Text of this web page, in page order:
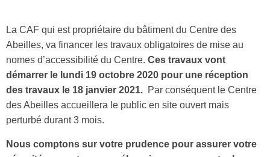
La CAF qui est propriétaire du bâtiment du Centre des
Abeilles, va financer les travaux obligatoires de mise au
nomes d’accessibilité du Centre. Ces travaux vont
démarrer le lundi 19 octobre 2020 pour une réception
des travaux le 18 janvier 2021. Par conséquent le Centre
des Abeilles accueillera le public en site ouvert mais
perturbé durant 3 mois.
Nous comptons sur votre prudence pour assurer votre